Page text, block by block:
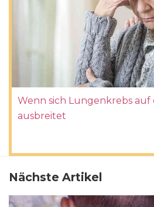
Wenn sich Lungenkrebs auf
ausbreitet
Nächste Artikel